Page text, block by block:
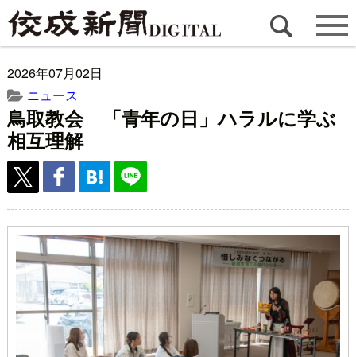
2026年07月02日
ニュース
鳥取教会 「青年の日」ハラルに学ぶ
相互理解